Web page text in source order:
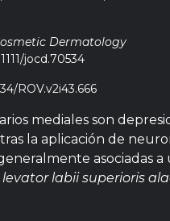
Dermatology
jocd.70534
ROV.v2i43.666
mediales son
la aplicación de
asociadas
levator labii superioris